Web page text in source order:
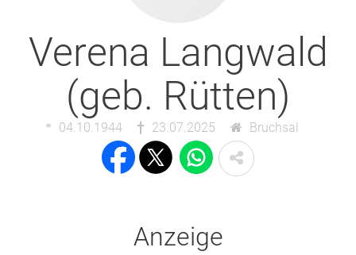
Verena Langwald
(geb. Rütten)
04.10.1944 23.07.2025 Bruchsal
Anzeige